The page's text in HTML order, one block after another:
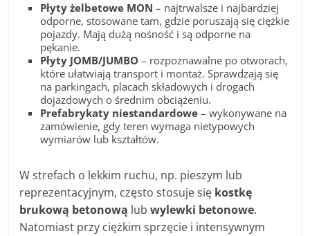
Płyty żelbetowe MON – najtrwalsze i najbardziej
odporne, stosowane tam, gdzie poruszają się ciężkie
pojazdy. Mają dużą nośność i są odporne na
pękanie.
Płyty JOMB/JUMBO – rozpoznawalne po otworach,
które ułatwiają transport i montaż. Sprawdzają się
na parkingach, placach składowych i drogach
dojazdowych o średnim obciążeniu.
Prefabrykaty niestandardowe – wykonywane na
zamówienie, gdy teren wymaga nietypowych
wymiarów lub kształtów.
W strefach o lekkim ruchu, np. pieszym lub
reprezentacyjnym, często stosuje się kostkę
brukową betonową lubwylewki betonowe.
Natomiast przy ciężkim sprzęcie i intensywnym